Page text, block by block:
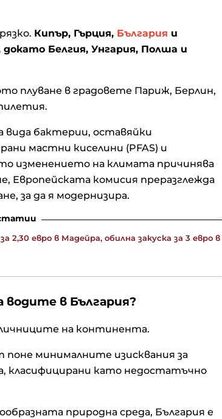
Кипър, Гърция, България и
Белгия, Унгария, Полша и
плуване в градовете Париж, Берлин,
вида бактерии, оставяйки
мастни киселини (PFAS) и
изменението на климата причинява
Европейската комисия преразглежда
за да я модернизира.
2,30 евро в Мадейра, обилна закуска за 3 евро в
водите в България?
на континента.
поне минималните изисквания за
класифицирани като недостатъчно
природна среда, България е
Търговци виждат
несъответствия, които могат да
коридор
Кадър на деня за 6 август